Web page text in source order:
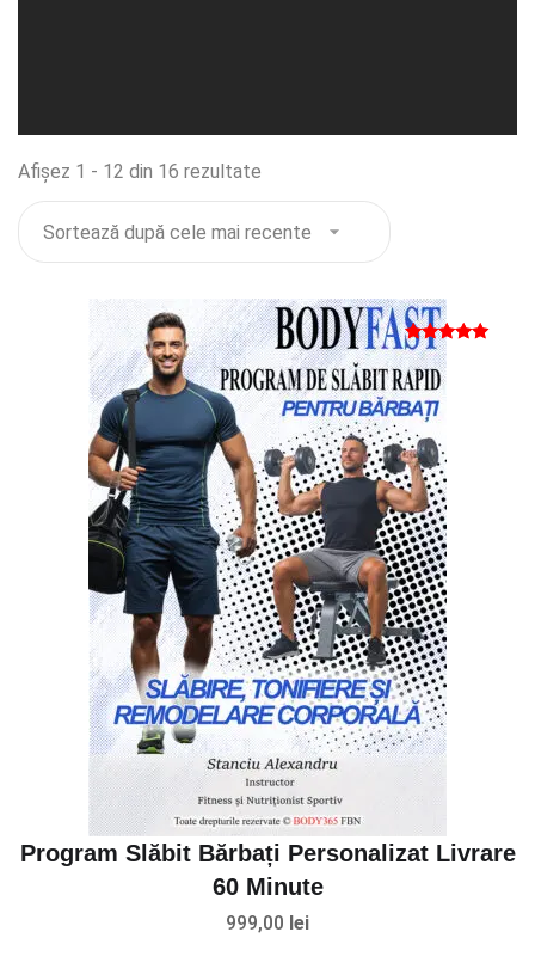
Afișez 1 - 12 din 16 rezultate
după
cele
mai
recente
Program Slăbit Bărbați Personalizat Livrare
60 Minute
Evaluat la
5
din 5
999,00 lei